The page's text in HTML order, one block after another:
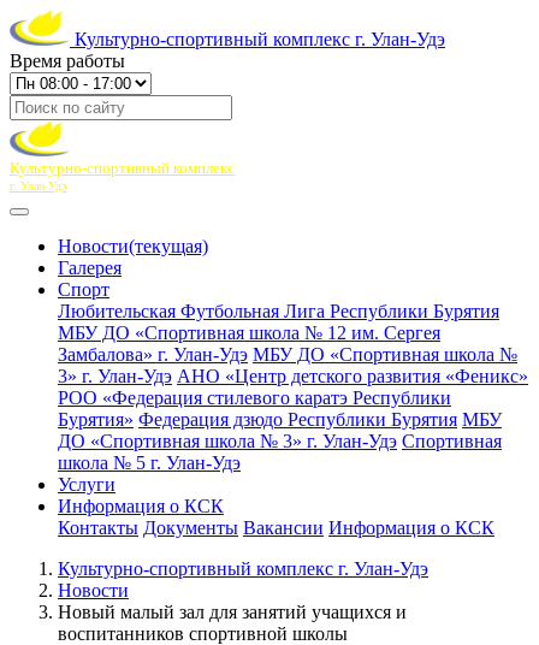
Культурно-спортивный комплекс г. Улан-Удэ
Время работы
Культурно-спортивный комплекс
г. Улан-Удэ
Новости(текущая)
Галерея
Спорт
Любительская Футбольная Лига Республики Бурятия
МБУ ДО «Спортивная школа № 12 им. Сергея
Замбалова» г. Улан-Удэ МБУ ДО «Спортивная школа №
3» г. Улан-Удэ АНО «Центр детского развития «Феникс»
РОО «Федерация стилевого каратэ Республики
Бурятия» Федерация дзюдо Республики Бурятия МБУ
ДО «Спортивная школа № 3» г. Улан-Удэ Спортивная
школа № 5 г. Улан-Удэ
Услуги
Информация о КСК
Контакты Документы Вакансии Информация о КСК
Культурно-спортивный комплекс г. Улан-Удэ
Новости
Новый малый зал для занятий учащихся и
воспитанников спортивной школы